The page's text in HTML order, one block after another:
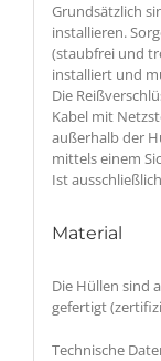
Grundsätzlich
installieren.
(staubfrei und
installiert und
Die
Kabel mit
außerhalb der
mittels einem
Ist
Material
Die Hüllen sind
gefertigt
Technische